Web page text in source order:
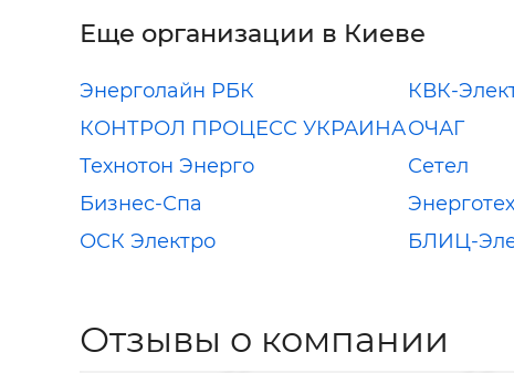
Еще организации в Киеве
Энерголайн РБК
КВК-
КОНТРОЛ ПРОЦЕСС УКРАИНАОЧАГ
Технотон Энерго
Сетел
Бизнес-Спа
ОСК Электро
БЛИЦ-
Отзывы о компании